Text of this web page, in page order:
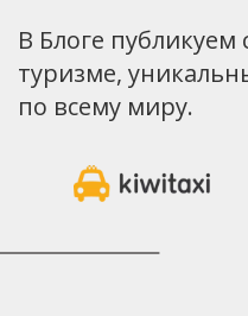
В Блоге
туризме,
по всему миру.